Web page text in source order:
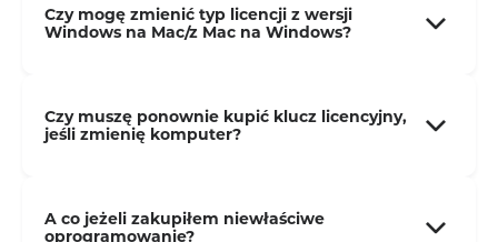
Czy mogę zmienić typ licencji z wersji
Windows na Mac/z Mac na Windows?
Czy muszę ponownie kupić klucz licencyjny,
jeśli zmienię komputer?
A co jeżeli zakupiłem niewłaściwe
oprogramowanie?